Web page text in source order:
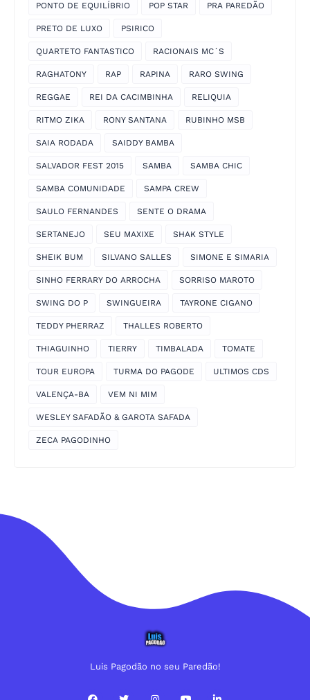
PONTO DE EQUILÍBRIO POP STAR PRA PAREDÃO
PRETO DE LUXO PSIRICO
QUARTETO FANTASTICO RACIONAIS MC´S
RAGHATONY RAP RAPINA RARO SWING
REGGAE REI DA CACIMBINHA RELIQUIA
RITMO ZIKA RONY SANTANA RUBINHO MSB
SAIA RODADA SAIDDY BAMBA
SALVADOR FEST 2015 SAMBA SAMBA CHIC
SAMBA COMUNIDADE SAMPA CREW
SAULO FERNANDES SENTE O DRAMA
SERTANEJO SEU MAXIXE SHAK STYLE
SHEIK BUM SILVANO SALLES SIMONE E SIMARIA
SINHO FERRARY DO ARROCHA SORRISO MAROTO
SWING DO P SWINGUEIRA TAYRONE CIGANO
TEDDY PHERRAZ THALLES ROBERTO
THIAGUINHO TIERRY TIMBALADA TOMATE
TOUR EUROPA TURMA DO PAGODE ULTIMOS CDS
VALENÇA-BA VEM NI MIM
WESLEY SAFADÃO & GAROTA SAFADA
ZECA PAGODINHO
Luis Pagodão no seu Paredão!